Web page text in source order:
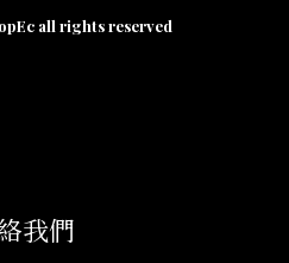
all rights reserved
我們